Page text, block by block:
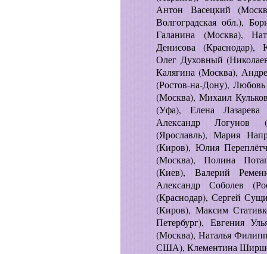
Антон Васецкий
Волгоградская обл.),
Галанина (Москва),
Денисова (Краснодар),
Олег Духовный
Калягина (Москва),
(Ростов-на-Дону),
(Москва), Михаил
(Уфа), Елена
Александр Логунов
(Ярославль), Мария
(Киров), Юлия
(Москва), Полина
(Киев), Валерий
Александр Соболев
(Краснодар), Сергей
(Киров), Максим
Петербург), Евгения
(Москва), Наталья
США), Клементина